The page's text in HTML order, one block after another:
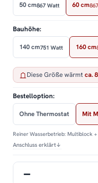
50 cm867 Watt 60 cm
Bauhöhe:
140 cm751 Watt 160 cm
Diese Größe wärmt ca.
Bestelloption:
Ohne Thermostat Mit
Reiner Wasserbetrieb: Multiblock
Anschluss erklärt↓